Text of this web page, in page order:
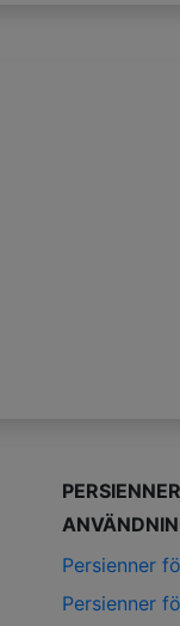
Persienner
Persienner